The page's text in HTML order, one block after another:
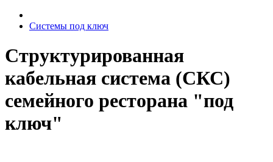
Системы под ключ
Структурированная
кабельная система (СКС)
семейного ресторана "под
ключ"